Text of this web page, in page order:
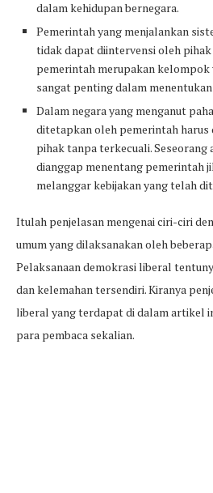
dalam kehidupan bernegara.
Pemerintah yang menjalankan
tidak dapat diintervensi oleh
pemerintah merupakan kelompok
sangat penting dalam
Dalam negara yang menganut
ditetapkan oleh pemerintah harus
pihak tanpa terkecuali.
dianggap menentang pemerintah
melanggar kebijakan yang telah
Itulah penjelasan mengenai ciri-ciri
umum yang dilaksanakan oleh
Pelaksanaan demokrasi liberal
dan kelemahan tersendiri. Kiranya
liberal yang terdapat di dalam artikel
para pembaca sekalian.